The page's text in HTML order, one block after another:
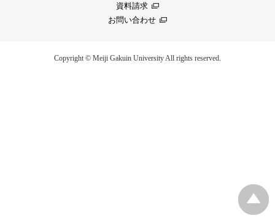
資料請求
お問い合わせ
Copyright © Meiji Gakuin University All rights reserved.